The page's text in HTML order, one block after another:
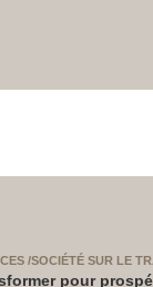
/SOCIÉTÉ SUR LE
pour